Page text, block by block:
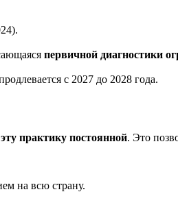
первичной диагностики
с 2027 до 2028 года.
практику постоянной. Это
на всю страну.